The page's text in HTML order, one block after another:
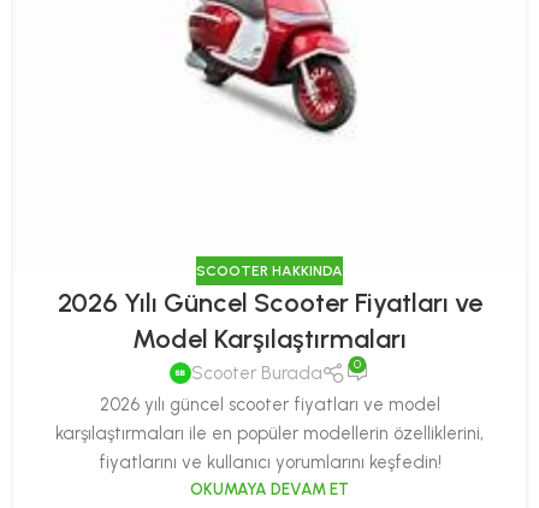
SCOOTER HAKKINDA
2026 Yılı Güncel Scooter Fiyatları ve
Model Karşılaştırmaları
Scooter Burada 0
2026 yılı güncel scooter fiyatları ve model
karşılaştırmaları ile en popüler modellerin özelliklerini,
fiyatlarını ve kullanıcı yorumlarını keşfedin!
OKUMAYA DEVAM ET